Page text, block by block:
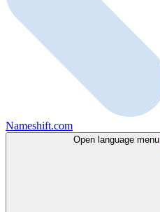
Nameshift.com
Open language menu